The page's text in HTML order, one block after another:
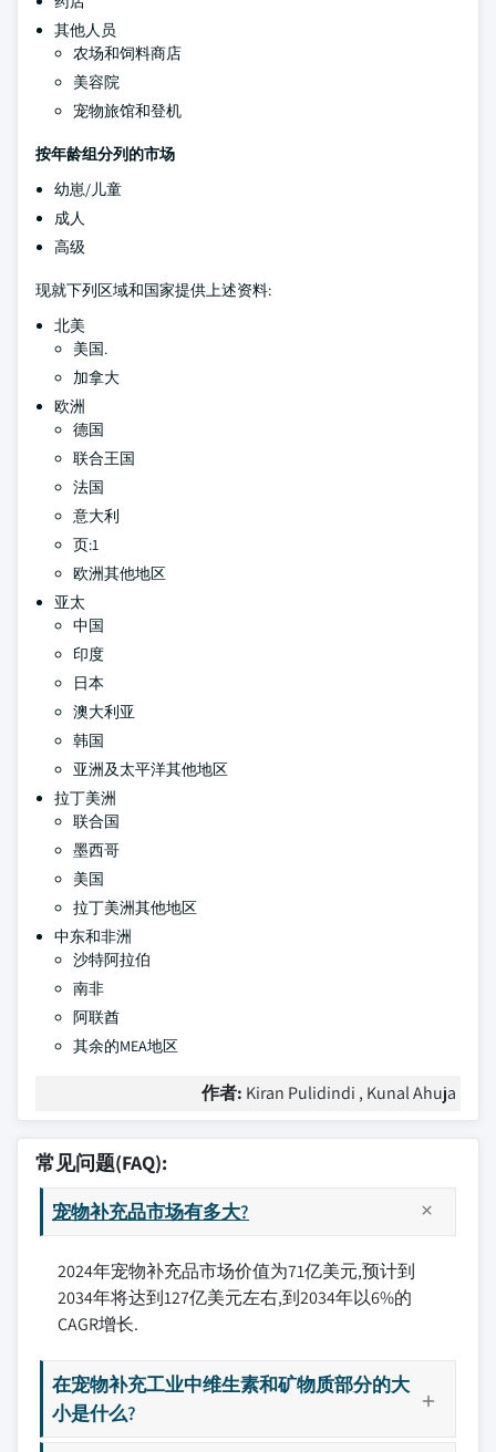
其他人员
农场和饲料商店
美容院
宠物旅馆和登机
按年龄组分列的市场
幼崽/儿童
成人
高级
现就下列区域和国家提供上述资料:
北美
美国.
加拿大
欧洲
德国
联合王国
法国
意大利
页:1
欧洲其他地区
亚太
中国
印度
日本
澳大利亚
韩国
亚洲及太平洋其他地区
拉丁美洲
联合国
墨西哥
美国
拉丁美洲其他地区
中东和非洲
沙特阿拉伯
南非
阿联酋
其余的MEA地区
作者: Kiran Pulidindi , Kunal Ahuja
常见问题(FAQ):
宠物补充品市场有多大?
2024年宠物补充品市场价值为71亿美元,预计到
2034年将达到127亿美元左右,到2034年以6%的
CAGR增长.
在宠物补充工业中维生素和矿物质部分的大
小是什么?